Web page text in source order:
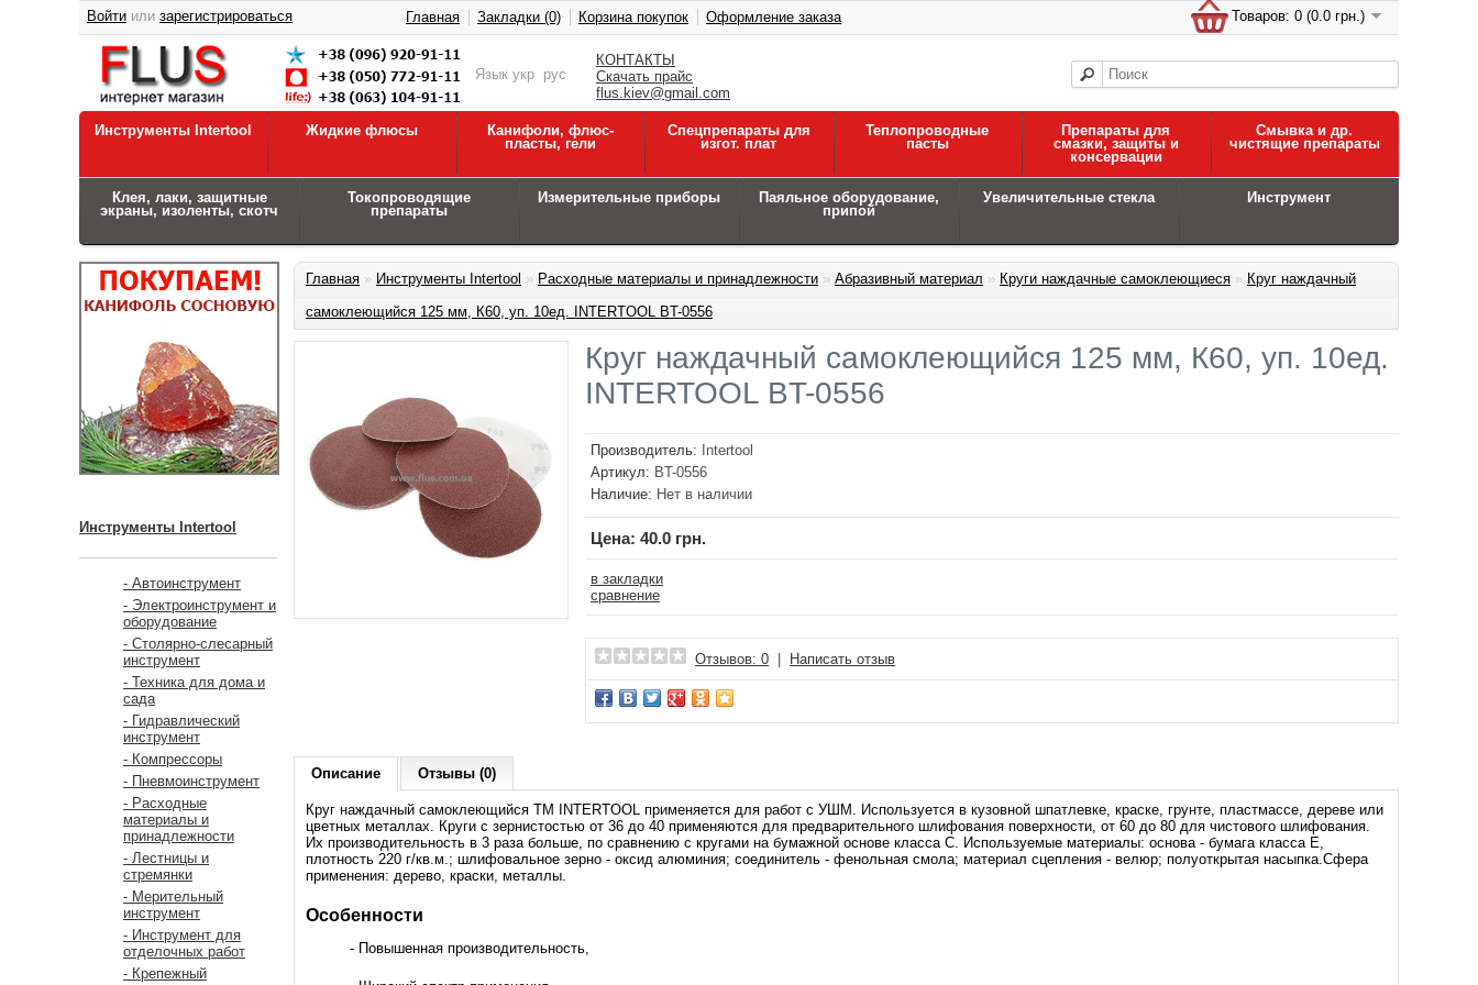
КОНТАКТЫ
Скачать прайс
flus.kiev@gmail.com
Язык укр рус
Товаров: 0 (0.0 грн.)
Войти или зарегистрироваться Главная Закладки (0) Корзина покупок Оформление заказа
Инструменты Intertool Жидкие флюсы
Канифоли, флюс-
пласты, гели
Спецпрепараты для
изгот. плат
Теплопроводные
пасты
Препараты для
смазки, защиты и
консервации
Смывка и др.
чистящие препараты
Клея, лаки, защитные
экраны, изоленты, скотч
Токопроводящие
препараты
Измерительные приборы
Паяльное оборудование,
припой
Увеличительные стекла Инструмент
Инструменты Intertool
- Автоинструмент
- Электроинструмент и
оборудование
- Столярно-слесарный
инструмент
- Техника для дома и
сада
- Гидравлический
инструмент
- Компрессоры
- Пневмоинструмент
- Расходные
материалы и
принадлежности
- Лестницы и
стремянки
- Мерительный
инструмент
- Инструмент для
отделочных работ
- Крепежный
Главная » Инструменты Intertool » Расходные материалы и принадлежности » Абразивный материал » Круги наждачные самоклеющиеся » Круг наждачный
самоклеющийся 125 мм, К60, уп. 10ед. INTERTOOL BT-0556
Круг наждачный самоклеющийся 125 мм, К60, уп. 10ед.
INTERTOOL BT-0556
Производитель:
Intertool
Артикул: BT-0556
Наличие: Нет в наличии
Цена: 40.0 грн.
в закладки
сравнение
Отзывов: 0 Написать отзыв
Описание Отзывы (0)
Круг наждачный самоклеющийся ТМ INTERTOOL применяется для работ с УШМ. Используется в кузовной шпатлевке, краске, грунте, пластмассе, дереве или
цветных металлах. Круги с зернистостью от 36 до 40 применяются для предварительного шлифования поверхности, от 60 до 80 для чистового шлифования.
Их производительность в 3 раза больше, по сравнению с кругами на бумажной основе класса С. Используемые материалы: основа - бумага класса Е,
плотность 220 г/кв.м.; шлифовальное зерно - оксид алюминия; соединитель - фенольная смола; материал сцепления - велюр; полуоткрытая насыпка.Сфера
применения: дерево, краски, металлы.
Особенности
- Повышенная производительность,